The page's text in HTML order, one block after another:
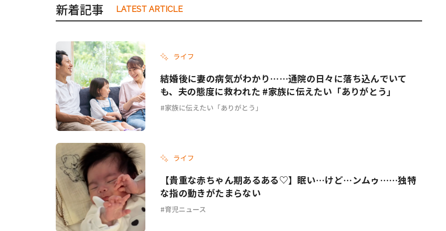
新着記事 LATEST ARTICLE
ライフ
結婚後に妻の病気がわかり……通院の日々に落ち込んでいて
も、夫の態度に救われた #家族に伝えたい「ありがとう」
家族に伝えたい「ありがとう」
ライフ
【貴重な赤ちゃん期あるある♡】眠い…けど…ンムゥ……独特
な指の動きがたまらない
育児ニュース